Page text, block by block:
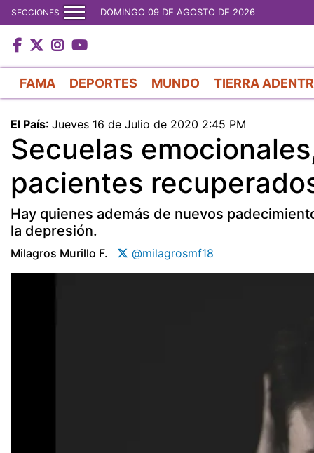
SECCIONES DOMINGO 09 DE AGOSTO DE 2026
FAMA DEPORTES MUNDO TIERRA
El País: Jueves 16 de Julio de 2020 2:45 PM
Secuelas
pacientes
Hay quienes además de nuevos
la depresión.
Milagros Murillo F. @milagrosmf18